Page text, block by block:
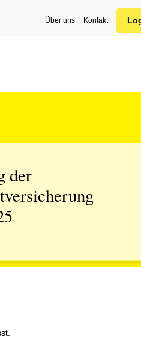
Über uns Kontakt
der